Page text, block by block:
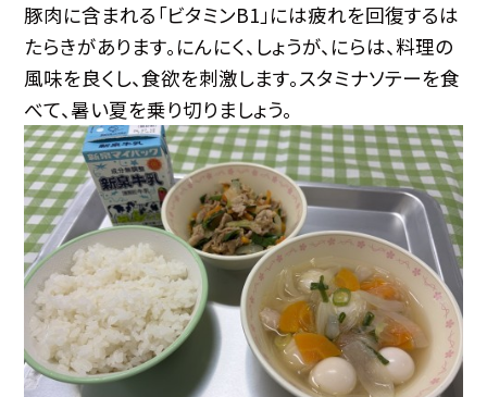
豚肉に含まれる「ビタミンB1」には疲れを回復するは
たらきがあります。にんにく、しょうが、にらは、料理の
風味を良くし、食欲を刺激します。スタミナソテーを食
べて、暑い夏を乗り切りましょう。